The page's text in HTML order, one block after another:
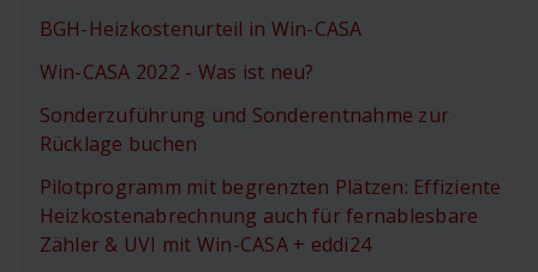
BGH-Heizkostenurteil in Win-CASA
Win-CASA 2022 - Was ist neu?
Sonderzuführung und Sonderentnahme zur
Rücklage buchen
Pilotprogramm mit begrenzten Plätzen: Effiziente
Heizkostenabrechnung auch für fernablesbare
Zähler & UVI mit Win-CASA + eddi24